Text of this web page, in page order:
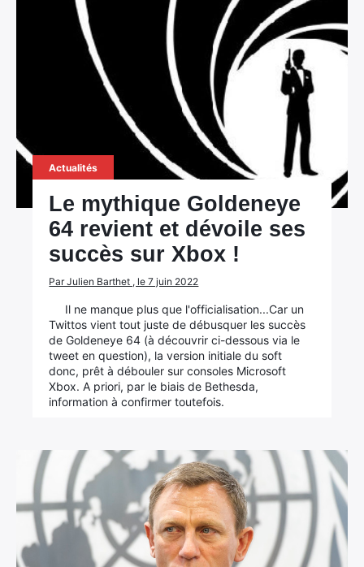
Actualités
Le mythique Goldeneye
64 revient et dévoile ses
succès sur Xbox !
Par Julien Barthet , le 7 juin 2022
Il ne manque plus que l'officialisation...Car un
Twittos vient tout juste de débusquer les succès
de Goldeneye 64 (à découvrir ci-dessous via le
tweet en question), la version initiale du soft
donc, prêt à débouler sur consoles Microsoft
Xbox. A priori, par le biais de Bethesda,
information à confirmer toutefois.